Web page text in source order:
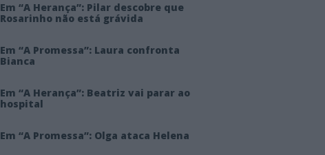
Em “A Herança”: Pilar descobre que
Rosarinho não está grávida
Em “A Promessa”: Laura confronta
Bianca
Em “A Herança”: Beatriz vai parar ao
hospital
Em “A Promessa”: Olga ataca Helena